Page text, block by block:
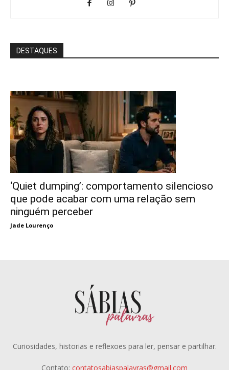
DESTAQUES
‘Quiet dumping’: comportamento silencioso
que pode acabar com uma relação sem
ninguém perceber
Jade Lourenço
Curiosidades, historias e reflexoes para ler, pensar e partilhar.
Contato: contatosabiaspalavras@gmail.com